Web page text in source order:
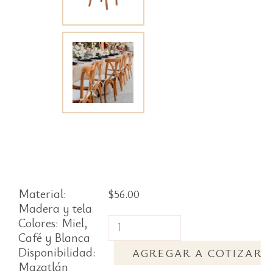
Material:
Madera y tela
Colores: Miel,
Café y Blanca
Disponibilidad:
Mazatlán
$56.00
AGREGAR A COTIZAR